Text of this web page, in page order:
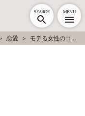
SEARCH MENU
恋愛 モテる女性のコミュニケーション術